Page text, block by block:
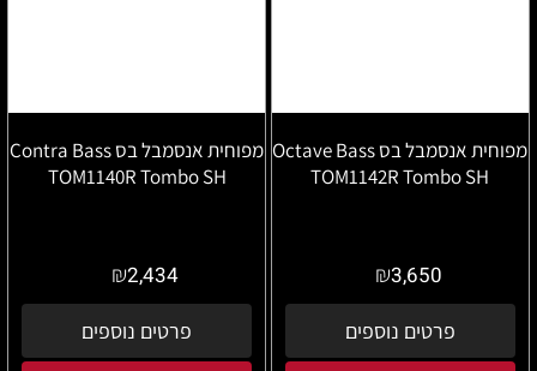
מפוחית אנסמבל בס Octave Bass
TOM1142R Tombo SH
₪3,650
פרטים נוספים
מפוחית אנסמבל בס Contra Bass
TOM1140R Tombo SH
₪2,434
פרטים נוספים